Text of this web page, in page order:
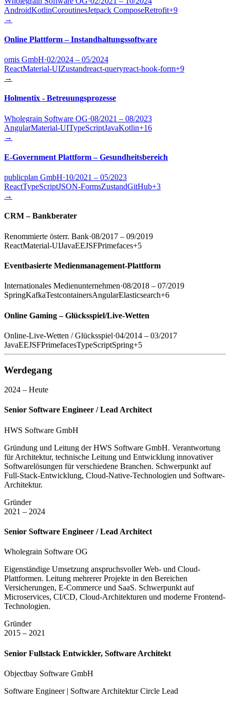
AndroidKotlinCoroutinesJetpack ComposeRetrofit+9
→
Online Plattform – Instandhaltungssoftware
omis GmbH·02/2024 – 05/2024
ReactMaterial-UIZustandreact-queryreact-hook-form+9
→
Holmentix - Betreuungsprozesse
Wholegrain Software OG·08/2021 – 08/2023
AngularMaterial-UITypeScriptJavaKotlin+16
→
E-Government Plattform – Gesundheitsbereich
publicplan GmbH·10/2021 – 05/2023
ReactTypeScriptJSON-FormsZustandGitHub+3
→
CRM – Bankberater
Renommierte österr. Bank·08/2017 – 09/2019
ReactMaterial-UIJavaEEJSFPrimefaces+5
Eventbasierte Medienmanagement-Plattform
Internationales Medienunternehmen·08/2018 – 07/2019
SpringKafkaTestcontainersAngularElasticsearch+6
Online Gaming – Glücksspiel/Live-Wetten
Online-Live-Wetten / Glücksspiel·04/2014 – 03/2017
JavaEEJSFPrimefacesTypeScriptSpring+5
Werdegang
2024 – Heute
Senior Software Engineer / Lead Architect
HWS Software GmbH
Gründung und Leitung der HWS Software GmbH. Verantwortung
für Architektur, technische Leitung und Entwicklung innovativer
Softwarelösungen für verschiedene Branchen. Schwerpunkt auf
Full-Stack-Entwicklung, Cloud-Native-Technologien und Software-
Architektur.
Gründer
2021 – 2024
Senior Software Engineer / Lead Architect
Wholegrain Software OG
Eigenständige Umsetzung anspruchsvoller Web- und Cloud-
Plattformen. Leitung mehrerer Projekte in den Bereichen
Versicherungen, E-Commerce und SaaS. Schwerpunkt auf
Microservices, CI/CD, Cloud-Architekturen und moderne Frontend-
Technologien.
Gründer
2015 – 2021
Senior Fullstack Entwickler, Software Architekt
Objectbay Software GmbH
Software Engineer | Software Architektur Circle Lead